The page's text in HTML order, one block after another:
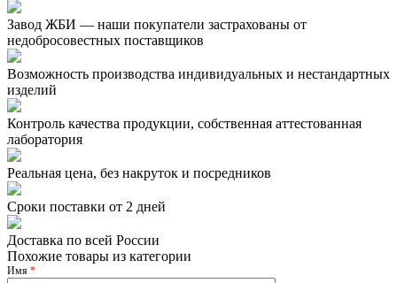
Завод ЖБИ — наши покупатели застрахованы от
недобросовестных поставщиков
Возможность производства индивидуальных и нестандартных
изделий
Контроль качества продукции, собственная аттестованная
лаборатория
Реальная цена, без накруток и посредников
Сроки поставки от 2 дней
Доставка по всей России
Похожие товары из категории
Имя *